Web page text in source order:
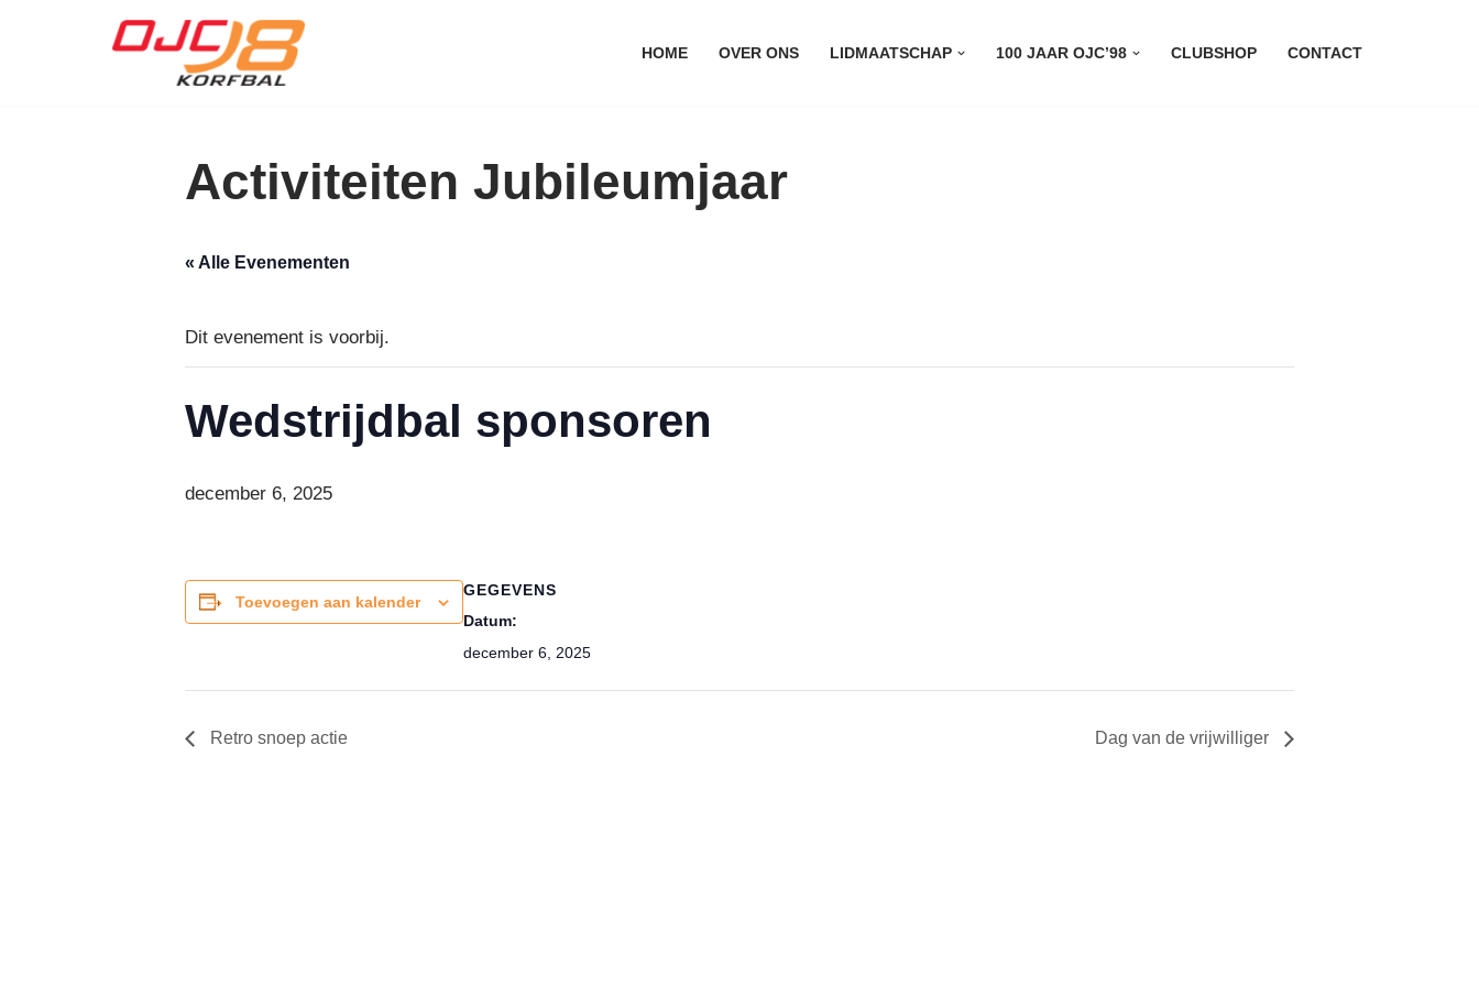
HOME OVER ONS LIDMAATSCHAP 100 JAAR OJC’98 CLUBSHOP CONTACT
Activiteiten Jubileumjaar
« Alle Evenementen
Dit evenement is voorbij.
Wedstrijdbal sponsoren
december 6, 2025
Toevoegen aan kalender
GEGEVENS
Datum:
december 6, 2025
Retro snoep actie Dag van de vrijwilliger